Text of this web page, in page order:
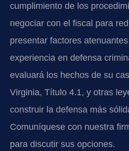
cumplimiento de los
negociar con el fiscal para
presentar factores
experiencia en defensa
evaluará los hechos de su
Virginia, Título 4.1, y otras
construir la defensa más
Comuníquese con nuestra
para discutir sus opciones.